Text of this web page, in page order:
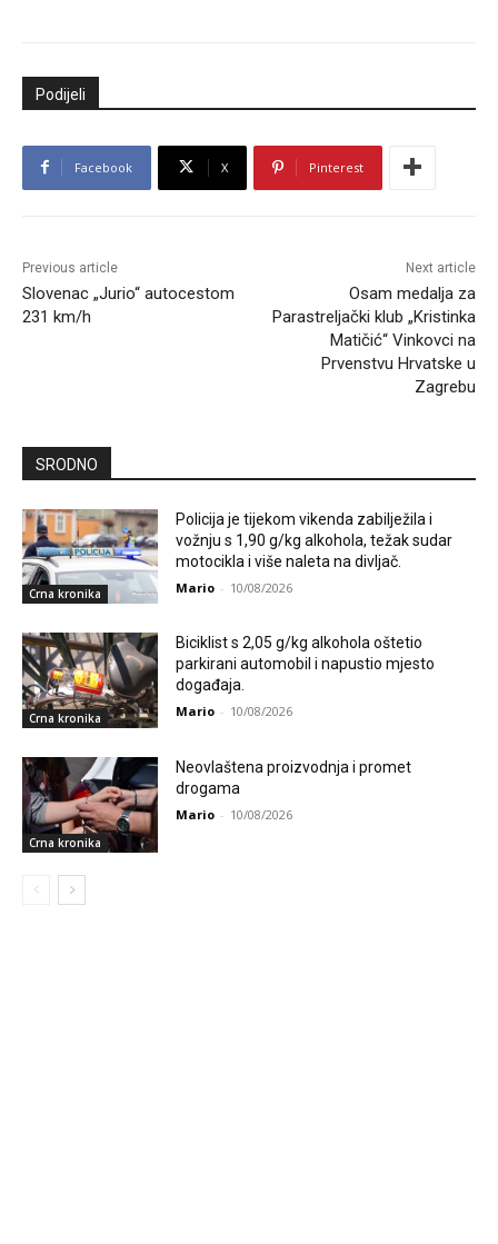
Podijeli
Facebook X Pinterest
Previous article
Slovenac „Jurio“ autocestom
231 km/h
Next article
Osam medalja za
Parastreljački klub „Kristinka
Matičić“ Vinkovci na
Prvenstvu Hrvatske u
Zagrebu
SRODNO
Crna kronika
Policija je tijekom vikenda zabilježila i
vožnju s 1,90 g/kg alkohola, težak sudar
motocikla i više naleta na divljač.
Mario - 10/08/2026
Crna kronika
Biciklist s 2,05 g/kg alkohola oštetio
parkirani automobil i napustio mjesto
događaja.
Mario - 10/08/2026
Crna kronika
Neovlaštena proizvodnja i promet
drogama
Mario - 10/08/2026